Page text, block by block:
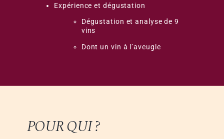
Expérience et dégustation
Dégustation et analyse de 9
vins
Dont un vin à l’aveugle
POUR QUI ?